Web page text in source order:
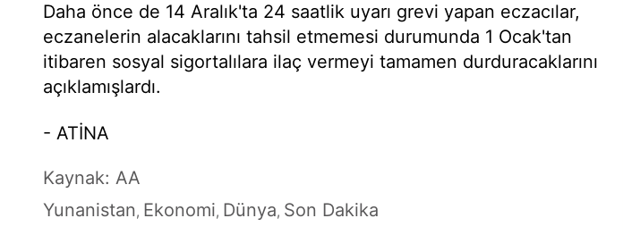
Daha önce de 14 Aralık'ta 24 saatlik uyarı grevi yapan eczacılar,
eczanelerin alacaklarını tahsil etmemesi durumunda 1 Ocak'tan
itibaren sosyal sigortalılara ilaç vermeyi tamamen durduracaklarını
açıklamışlardı.
- ATİNA
Kaynak: AA
Yunanistan, Ekonomi, Dünya, Son Dakika